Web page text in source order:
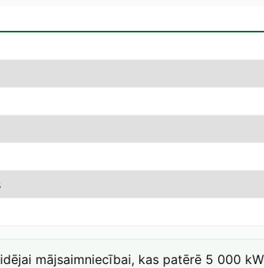
mājsaimniecībai, kas patērē 5 000